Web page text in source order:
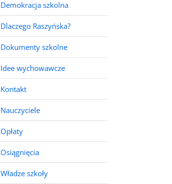
Demokracja szkolna
Dlaczego Raszyńska?
Dokumenty szkolne
Idee wychowawcze
Kontakt
Nauczyciele
Opłaty
Osiągnięcia
Władze szkoły